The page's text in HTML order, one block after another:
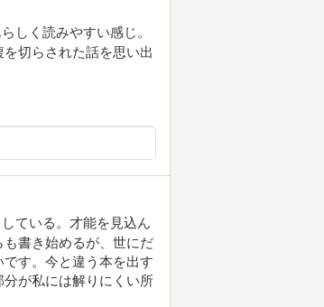
しく読みやすい感じ。
切らされた話を思い出
ている。才能を見込ん
書き始めるが、世にだ
す。今と違う本を出す
が私には解りにくい所